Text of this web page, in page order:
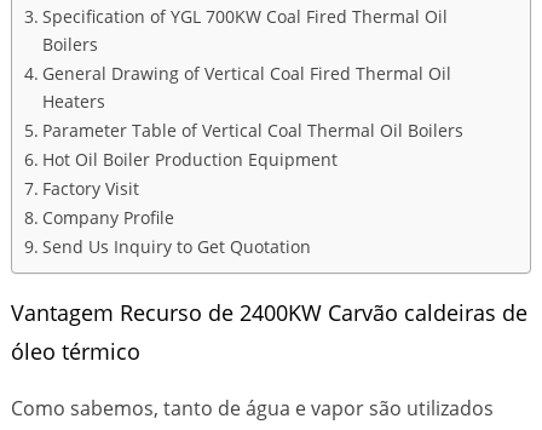
Specification of YGL 700KW Coal Fired Thermal Oil
Boilers
General Drawing of Vertical Coal Fired Thermal Oil
Heaters
Parameter Table of Vertical Coal Thermal Oil Boilers
Hot Oil Boiler Production Equipment
Factory Visit
Company Profile
Send Us Inquiry to Get Quotation
Vantagem Recurso de 2400KW Carvão caldeiras de
óleo térmico
Como sabemos, tanto de água e vapor são utilizados